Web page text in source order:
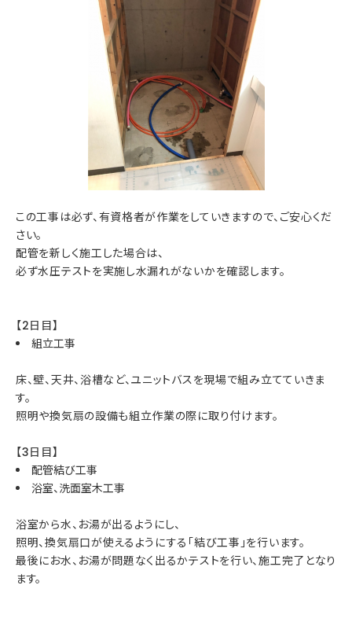
この工事は必ず、有資格者が作業をしていきますので、ご安心くだ
さい。
配管を新しく施工した場合は、
必ず水圧テストを実施し水漏れがないかを確認します。
【2日目】
組立工事
床、壁、天井、浴槽など、ユニットバスを現場で組み立てていきま
す。
照明や換気扇の設備も組立作業の際に取り付けます。
【3日目】
配管結び工事
浴室、洗面室木工事
浴室から水、お湯が出るようにし、
照明、換気扇口が使えるようにする「結び工事」を行います。
最後にお水、お湯が問題なく出るかテストを行い、施工完了となり
ます。